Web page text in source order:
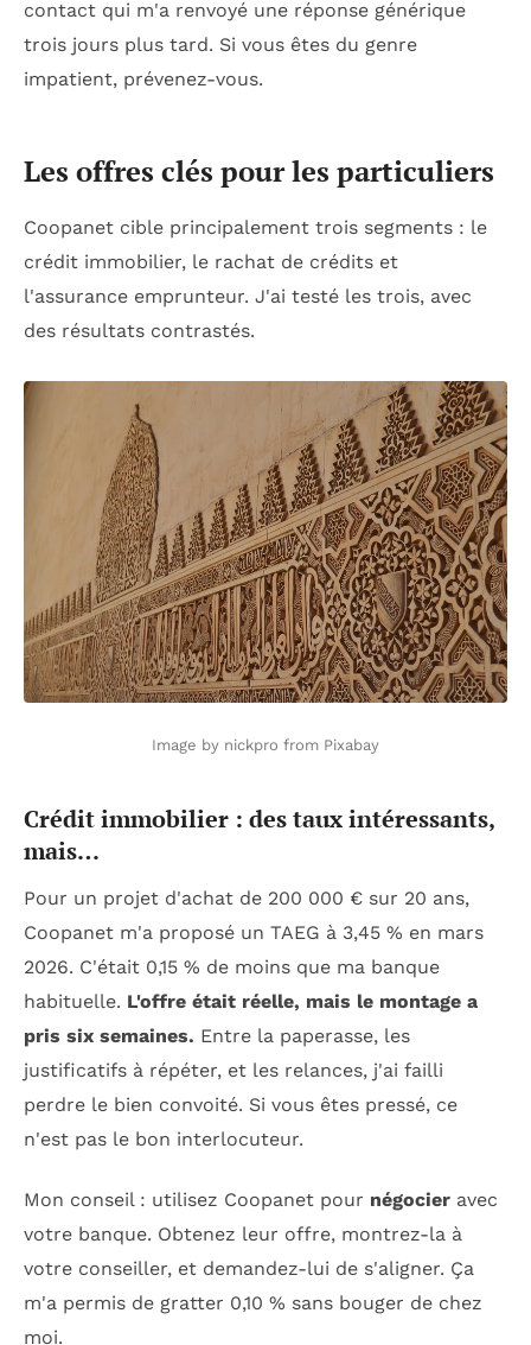
contact qui m'a renvoyé une réponse générique
trois jours plus tard. Si vous êtes du genre
impatient, prévenez-vous.
Les offres clés pour les particuliers
Coopanet cible principalement trois segments : le
crédit immobilier, le rachat de crédits et
l'assurance emprunteur. J'ai testé les trois, avec
des résultats contrastés.
Image by nickpro from Pixabay
Crédit immobilier : des taux intéressants,
mais…
Pour un projet d'achat de 200 000 € sur 20 ans,
Coopanet m'a proposé un TAEG à 3,45 % en mars
2026. C'était 0,15 % de moins que ma banque
habituelle. L'offre était réelle, mais le montage a
pris six semaines. Entre la paperasse, les
justificatifs à répéter, et les relances, j'ai failli
perdre le bien convoité. Si vous êtes pressé, ce
n'est pas le bon interlocuteur.
Mon conseil : utilisez Coopanet pour négocier avec
votre banque. Obtenez leur offre, montrez-la à
votre conseiller, et demandez-lui de s'aligner. Ça
m'a permis de gratter 0,10 % sans bouger de chez
moi.